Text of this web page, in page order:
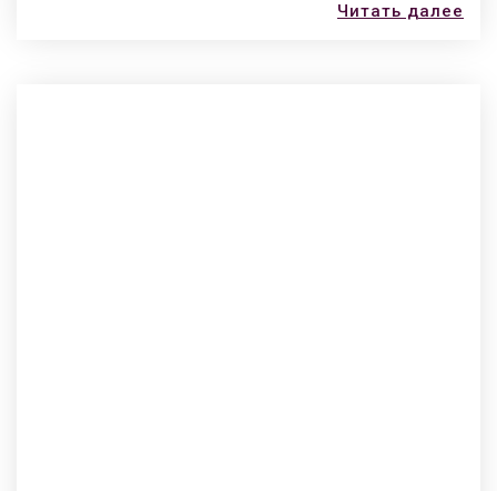
Читать далее